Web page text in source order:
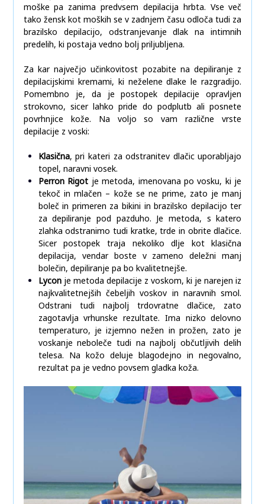
moške pa zanima predvsem depilacija hrbta. Vse več
tako žensk kot moških se v zadnjem času odloča tudi za
brazilsko depilacijo, odstranjevanje dlak na intimnih
predelih, ki postaja vedno bolj priljubljena.
Za kar največjo učinkovitost pozabite na depiliranje z
depilacijskimi kremami, ki neželene dlake le razgradijo.
Pomembno je, da je postopek depilacije opravljen
strokovno, sicer lahko pride do podplutb ali posnete
povrhnjice kože. Na voljo so vam različne vrste
depilacije z voski:
Klasična, pri kateri za odstranitev dlačic uporabljajo
topel, naravni vosek.
Perron Rigot je metoda, imenovana po vosku, ki je
tekoč in mlačen – kože se ne prime, zato je manj
boleč in primeren za bikini in brazilsko depilacijo ter
za depiliranje pod pazduho. Je metoda, s katero
zlahka odstranimo tudi kratke, trde in obrite dlačice.
Sicer postopek traja nekoliko dlje kot klasična
depilacija, vendar boste v zameno deležni manj
bolečin, depiliranje pa bo kvalitetnejše.
Lycon je metoda depilacije z voskom, ki je narejen iz
najkvalitetnejših čebeljih voskov in naravnih smol.
Odstrani tudi najbolj trdovratne dlačice, zato
zagotavlja vrhunske rezultate. Ima nizko delovno
temperaturo, je izjemno nežen in prožen, zato je
voskanje neboleče tudi na najbolj občutljivih delih
telesa. Na kožo deluje blagodejno in negovalno,
rezultat pa je vedno povsem gladka koža.